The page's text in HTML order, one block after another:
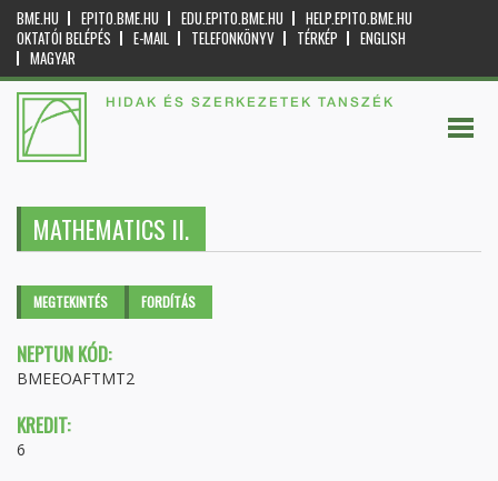
BME.HU EPITO.BME.HU EDU.EPITO.BME.HU
HELP.EPITO.BME.HU
OKTATÓI BELÉPÉS
E-MAIL TELEFONKÖNYV TÉRKÉP
ENGLISH
MAGYAR
HIDAK ÉS SZERKEZETEK TANSZÉK
MATHEMATICS II.
Elsődleges fülek
MEGTEKINTÉS (AKTÍVFORDÍTÁS
NEPTUN KÓD:
BMEEOAFTMT2
KREDIT:
6